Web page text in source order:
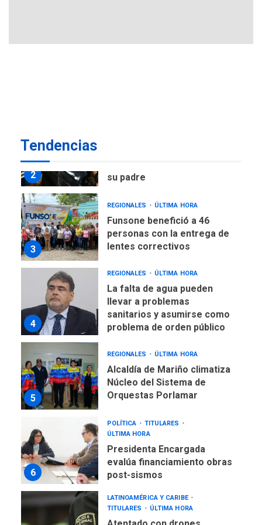
Tendencias
2
su padre
3
REGIONALES ÚLTIMA HORA
Funsone benefició a 46
personas con la entrega de
lentes correctivos
4
REGIONALES ÚLTIMA HORA
La falta de agua pueden
llevar a problemas
sanitarios y asumirse como
problema de orden público
5
REGIONALES ÚLTIMA HORA
Alcaldía de Mariño climatiza
Núcleo del Sistema de
Orquestas Porlamar
6
POLÍTICA
TITULARES
ÚLTIMA HORA
Presidenta Encargada
evalúa financiamiento obras
post-sismos
LATINOAMÉRICA Y CARIBE
TITULARES
ÚLTIMA HORA